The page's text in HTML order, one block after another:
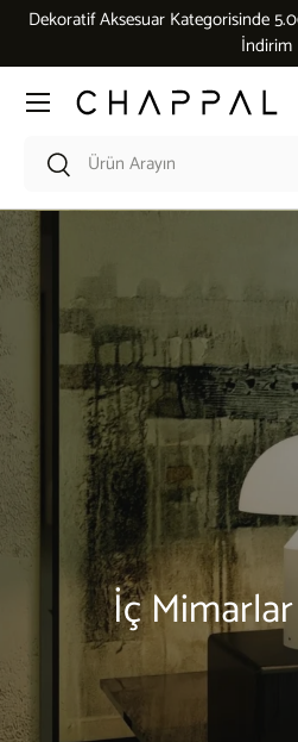
Dekoratif Aksesuar Kategorisinde
İndirim
Araması kutusu
Ara
Menü
İç